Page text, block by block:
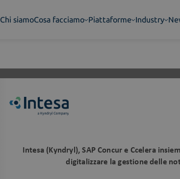
Chi siamoCosa facciamo Piattaforme Industry